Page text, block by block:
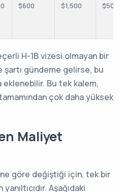
$600 $1,500 $500
H-1B vizesi olmayan bir
gündeme gelirse, bu
Bu tek kalem,
çok daha yüksek
Maliyet
göre değiştiği için, tek bir
Aşağıdaki